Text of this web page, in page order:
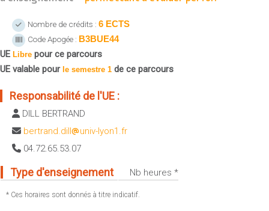
Sportives)
UFR FS (Chimie, Mathématique, Physique)
UFR Biosciences (Biologie, Biochimie)
GEP (Génie Electrique des Procédés - Département composante)
Informatique (Département Composante)
Mécanique (Département composante)
Fermer
OUTILS
Intranet des personnels
Moodle
Emploi du temps
Messagerie
Stage et emploi
Portefeuille d'Expériences et
Fermer
Nombre de crédits : 6 ECTS
Code Apogée : B3BUE44
UE Libre pour ce parcours
UE valable pour le semestre 1 de ce parcours
Responsabilité de l'UE :
DILL BERTRAND
bertrand.dill
univ-lyon1.fr
04.72.65.53.07
Type d'enseignement Nb heures *
* Ces horaires sont donnés à titre indicatif.